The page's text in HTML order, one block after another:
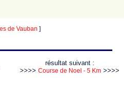
de Vauban ]
résultat suivant :
>>>> Course de Noel - 5 Km >>>>